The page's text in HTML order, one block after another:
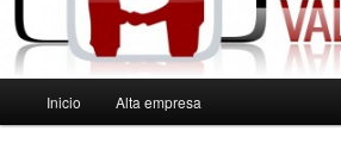
principal
Inicio Alta empresa